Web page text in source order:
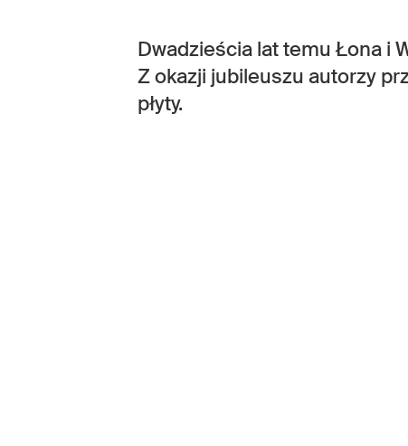
Dwadzieścia lat temu Łona i
Z okazji jubileuszu autorzy
płyty.